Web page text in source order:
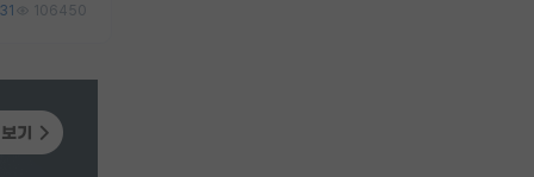
31 106450